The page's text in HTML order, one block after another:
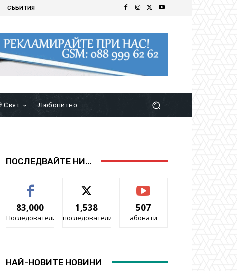
СЪБИТИЯ
Свят Любопитно
ПОСЛЕДВАЙТЕ НИ...
83,000
Последователи
1,538
последователи
507
абонати
НАЙ-НОВИТЕ НОВИНИ